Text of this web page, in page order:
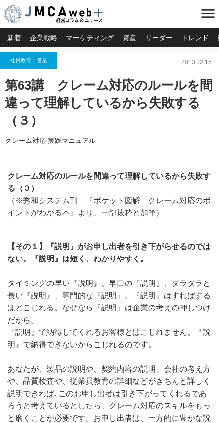
menu
新着 企業戦略 マーケティング 資産 リーダー トレンド
社員教育・営業 2013.02.15
第63講 クレーム対応のルールを間
違って理解しているから失敗する
（３）
クレーム対応 実践マニュアル
クレーム対応のルールを間違って理解しているから失敗す
る（３）
（※秀和システム刊 『ポケット図解 クレーム対応のポ
イントがわかる本』より、一部抜粋と加筆）
【その１】『説明』がお申し出者を引き下がらせるのでは
ない。『説明』は短く、わかりやすく。
タイミングの早い『説明』、早口の『説明』、ダラダラと
長い『説明』、専門的な『説明』。『説明』はすればする
ほどこじれる。なぜなら『説明』は企業の考えの押しつけ
だから。
『説明』で納得してくれるお客様とはこじれません。『説
明』で納得できないからこじれるのです。
あなたが、製品の説明や、契約内容の説明、会社の考え方
や、品質検査や、従業員教育の詳細などがきちんと詳しく
説明できれば､このお申し出者は引き下がってくれるであ
ろうと考えているとしたら、クレーム対応のスキルをもっ
と磨くことが必要です。お申し出者は、一方的に豊かな説